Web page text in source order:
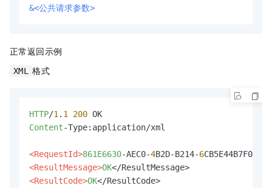
&<公共请求参数>
正常返回示例
XML 格式
HTTP/1 . 1 200
Content-Type:application/xml
<RequestId>861E6630-AEC0-4B2D-B214-6
<ResultMessage>OK
<ResultCode>OK</ResultCode>